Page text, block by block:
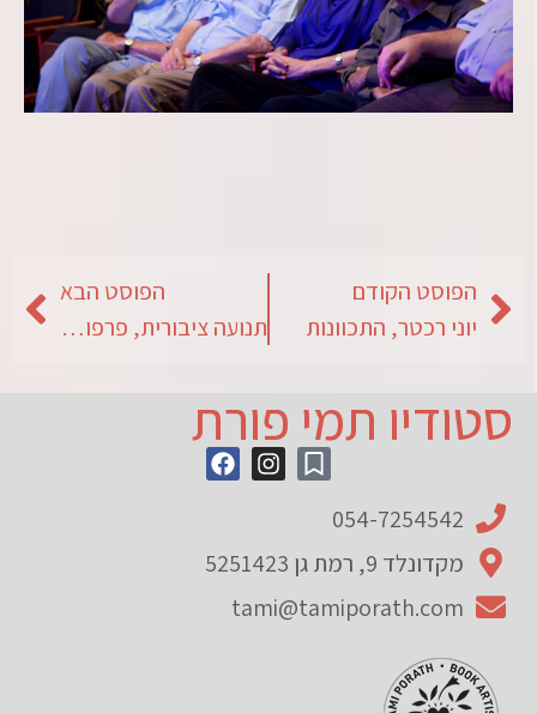
הפוסט הקודם
יוני רכטר, התכוונות
הפוסט הבא
תנועה ציבורית, פרפורמנס במוזיאון
סטודיו תמי פורת
054-7254542
מקדונלד 9, רמת גן 5251423
tami@tamiporath.com